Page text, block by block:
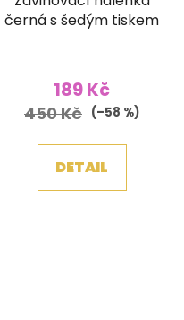
černá s šedým tiskem
hodnocení
produktu
z
189 Kč
450 Kč (–58 %)
DETAIL